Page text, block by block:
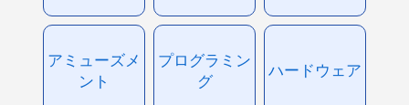
アミューズメ
ント
プログラミン
グ
ハードウェア